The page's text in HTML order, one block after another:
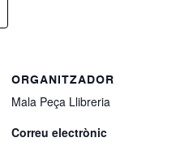
ORGANITZADOR
Mala Peça Llibreria
Correu electrònic